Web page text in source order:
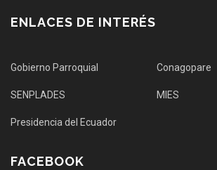
ENLACES DE INTERÉS
Gobierno Parroquial Conagopare
SENPLADES MIES
Presidencia del Ecuador
FACEBOOK